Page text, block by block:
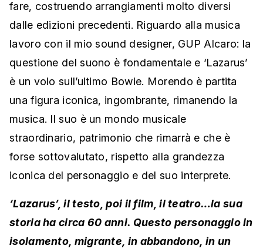
fare, costruendo arrangiamenti molto diversi
dalle edizioni precedenti. Riguardo alla musica
lavoro con il mio sound designer, GUP Alcaro: la
questione del suono è fondamentale e ‘Lazarus’
è un volo sull’ultimo Bowie. Morendo è partita
una figura iconica, ingombrante, rimanendo la
musica. Il suo è un mondo musicale
straordinario, patrimonio che rimarrà e che è
forse sottovalutato, rispetto alla grandezza
iconica del personaggio e del suo interprete.
‘Lazarus’, il testo, poi il film, il teatro…la sua
storia ha circa 60 anni. Questo personaggio in
isolamento, migrante, in abbandono, in un